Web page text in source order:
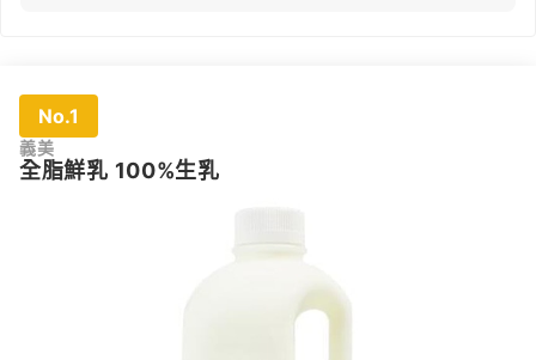
No.1
義美
全脂鮮乳 100%生乳